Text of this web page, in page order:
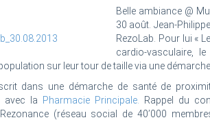
Belle ambiance @
30 août. Jean-
RezoLab. Pour lui «
cardio-vasculaire,
sur leur tour de taille via une
dans une démarche de santé de
avec la
Pharmacie Principale. Rappel du
(réseau social de 40’000